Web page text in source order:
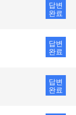
답변
완료
답변
완료
답변
완료